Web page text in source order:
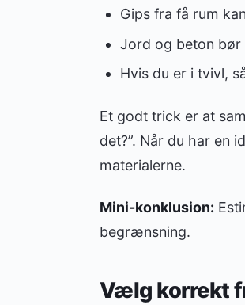
Gips fra få rum
Jord og beton
Hvis du er i tvivl,
Et godt trick er at
det?”. Når du har en
materialerne.
Mini-konklusion:
begrænsning.
Vælg korrekt